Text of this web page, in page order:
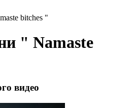
bitches "
" Namaste
видео